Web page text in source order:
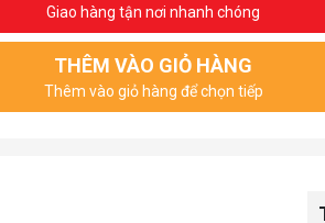
Giao hàng tận nơi nhanh chóng
THÊM VÀO GIỎ HÀNG
Thêm vào giỏ hàng để chọn tiếp